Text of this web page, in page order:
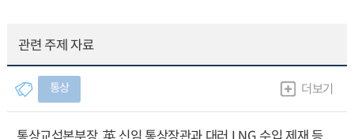
관련 주제 자료
통상 더보기